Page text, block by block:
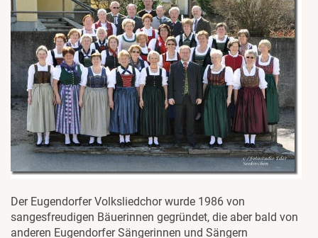
Der Eugendorfer Volksliedchor wurde 1986 von
sangesfreudigen Bäuerinnen gegründet, die aber bald von
anderen Eugendorfer Sängerinnen und Sängern